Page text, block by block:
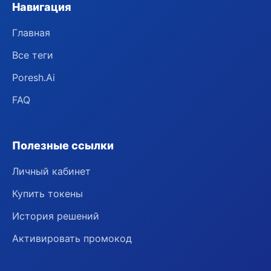
Навигация
Главная
Все теги
Poresh.Ai
FAQ
Полезные ссылки
Личный кабинет
Купить токены
История решений
Активировать промокод